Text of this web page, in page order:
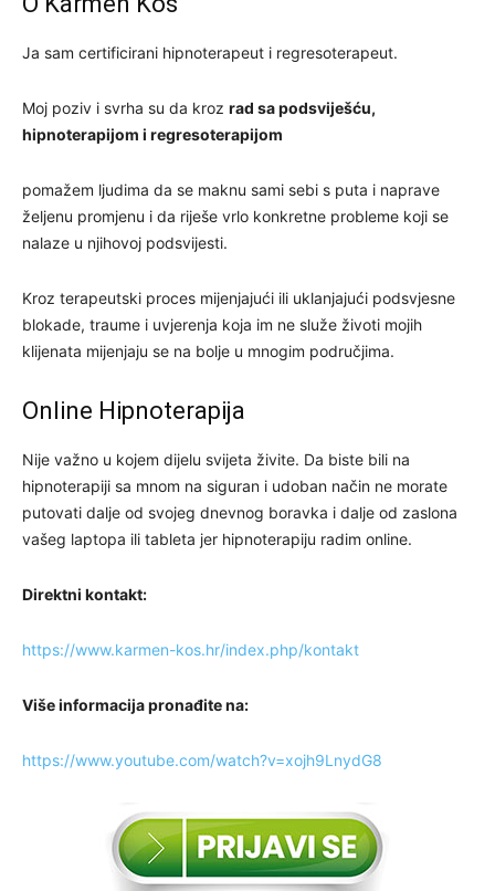
Ja sam certificirani hipnoterapeut i regresoterapeut.
Moj poziv i svrha su da kroz rad sa podsviješću,
hipnoterapijom i regresoterapijom
pomažem ljudima da se maknu sami sebi s puta i naprave
željenu promjenu i da riješe vrlo konkretne probleme koji se
nalaze u njihovoj podsvijesti.
Kroz terapeutski proces mijenjajući ili uklanjajući podsvjesne
blokade, traume i uvjerenja koja im ne služe životi mojih
klijenata mijenjaju se na bolje u mnogim područjima.
Online Hipnoterapija
Nije važno u kojem dijelu svijeta živite. Da biste bili na
hipnoterapiji sa mnom na siguran i udoban način ne morate
putovati dalje od svojeg dnevnog boravka i dalje od zaslona
vašeg laptopa ili tableta jer hipnoterapiju radim online.
Direktni kontakt:
https://www.karmen-kos.hr/index.php/kontakt
Više informacija pronađite na:
https://www.youtube.com/watch?v=xojh9LnydG8